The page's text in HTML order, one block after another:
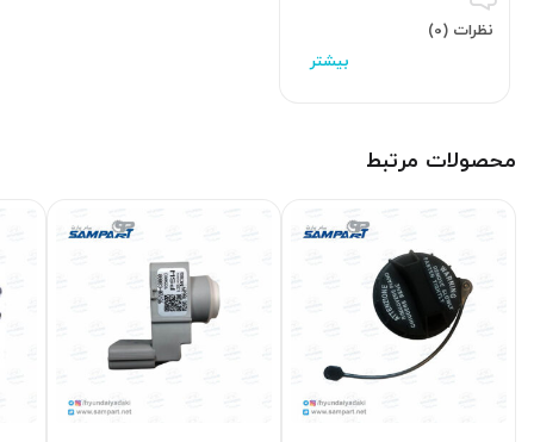
نظرات (0)
محصولات مرتبط